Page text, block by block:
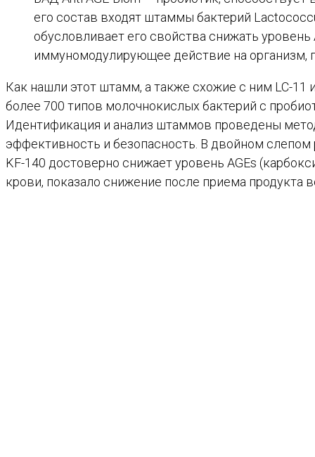
его состав входят штаммы бактерий
обусловливает его свойства снижать
иммуномодулирующее действие на
Как нашли этот штамм, а также схожие с ним LC-11
более 700 типов молочнокислых бактерий с
Идентификация и анализ штаммов проведены
эффективность и безопасность. В двойном
KF-140 достоверно снижает уровень AGEs
крови, показало снижение после приема продукта